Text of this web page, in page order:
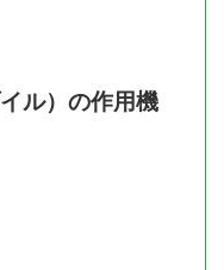
ル）の作用機